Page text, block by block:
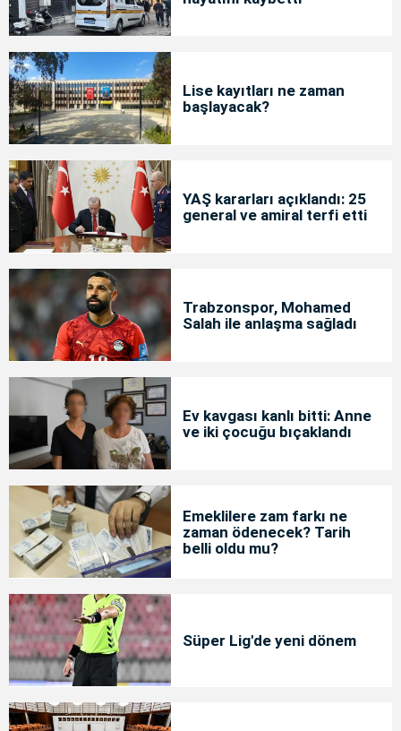
Lise kayıtları ne zaman
başlayacak?
YAŞ kararları açıklandı: 25
general ve amiral terfi etti
Trabzonspor, Mohamed
Salah ile anlaşma sağladı
Ev kavgası kanlı bitti: Anne
ve iki çocuğu bıçaklandı
Emeklilere zam farkı ne
zaman ödenecek? Tarih
belli oldu mu?
Süper Lig'de yeni dönem